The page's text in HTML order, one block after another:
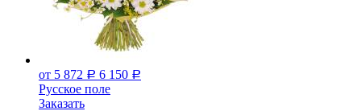
от 5 872 Р 6 150 Р
Русское поле
Заказать